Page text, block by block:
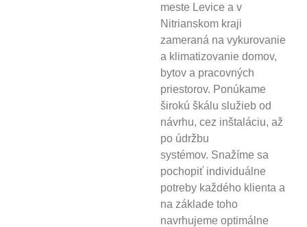
meste Levice a v
Nitrianskom kraji
zameraná na vykurovanie
a klimatizovanie domov,
bytov a pracovných
priestorov. Ponúkame
širokú škálu služieb od
návrhu, cez inštaláciu, až
po údržbu
systémov. Snažíme sa
pochopiť individuálne
potreby každého klienta a
na základe toho
navrhujeme optimálne